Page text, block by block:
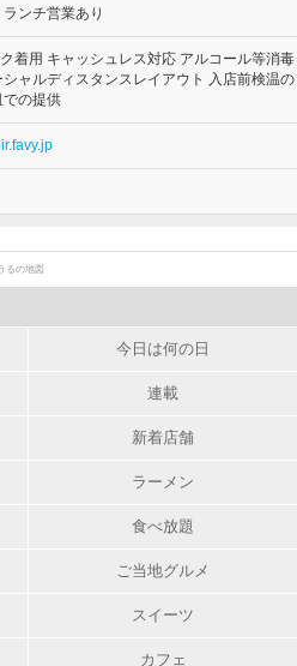
ンチ営業あり
着用 キャッシュレス対応 アルコール等消毒
ャルディスタンスレイアウト 入店前検温の
での提供
るの地図
今日は何の日
連載
新着店舗
ラーメン
食べ放題
ご当地グルメ
スイーツ
カフェ